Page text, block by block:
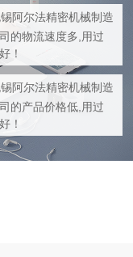
阿尔法精密机械制造
的物流速度多,用过
！
阿尔法精密机械制造
的产品价格低,用过
！